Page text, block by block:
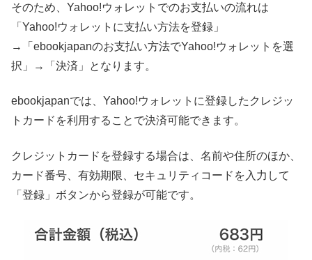
そのため、Yahoo!ウォレットでのお支払いの流れは
「Yahoo!ウォレットに支払い方法を登録」
→「ebookjapanのお支払い方法でYahoo!ウォレットを選
択」→「決済」となります。
ebookjapanでは、Yahoo!ウォレットに登録したクレジッ
トカードを利用することで決済可能できます。
クレジットカードを登録する場合は、名前や住所のほか、
カード番号、有効期限、セキュリティコードを入力して
「登録」ボタンから登録が可能です。